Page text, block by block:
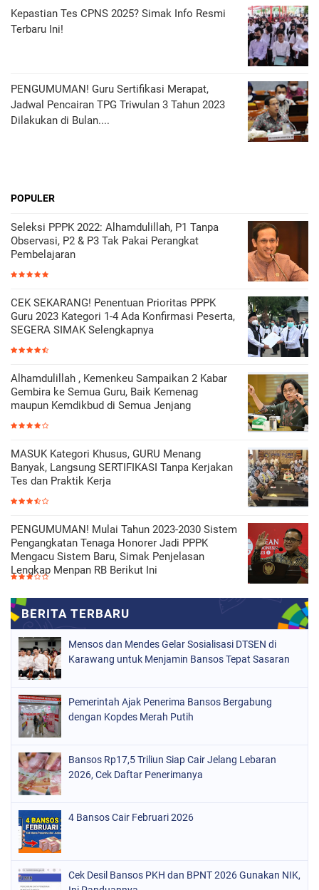
Kepastian Tes CPNS 2025? Simak Info Resmi
Terbaru Ini!
PENGUMUMAN! Guru Sertifikasi Merapat,
Jadwal Pencairan TPG Triwulan 3 Tahun 2023
Dilakukan di Bulan....
POPULER
Seleksi PPPK 2022: Alhamdulillah, P1 Tanpa
Observasi, P2 & P3 Tak Pakai Perangkat
Pembelajaran
CEK SEKARANG! Penentuan Prioritas PPPK
Guru 2023 Kategori 1-4 Ada Konfirmasi Peserta,
SEGERA SIMAK Selengkapnya
Alhamdulillah , Kemenkeu Sampaikan 2 Kabar
Gembira ke Semua Guru, Baik Kemenag
maupun Kemdikbud di Semua Jenjang
MASUK Kategori Khusus, GURU Menang
Banyak, Langsung SERTIFIKASI Tanpa Kerjakan
Tes dan Praktik Kerja
PENGUMUMAN! Mulai Tahun 2023-2030 Sistem
Pengangkatan Tenaga Honorer Jadi PPPK
Mengacu Sistem Baru, Simak Penjelasan
Lengkap Menpan RB Berikut Ini
Mensos dan Mendes Gelar Sosialisasi DTSEN di
Karawang untuk Menjamin Bansos Tepat Sasaran
Pemerintah Ajak Penerima Bansos Bergabung
dengan Kopdes Merah Putih
Bansos Rp17,5 Triliun Siap Cair Jelang Lebaran
2026, Cek Daftar Penerimanya
4 Bansos Cair Februari 2026
Cek Desil Bansos PKH dan BPNT 2026 Gunakan NIK,